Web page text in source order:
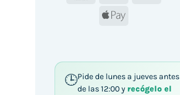
Apple
Pide de lunes a jueves antes
de las 12:00 y recógelo el